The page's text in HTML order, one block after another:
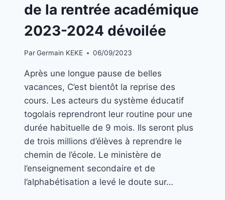
|de la rentrée académique
2023-2024 dévoilée
ParGermain KEKE 06/09/2023
Après une longue pause de belles
vacances, C’est bientôt la reprise des
cours. Les acteurs du système éducatif
togolais reprendront leur routine pour une
durée habituelle de 9 mois. Ils seront plus
de trois millions d’élèves à reprendre le
chemin de l’école. Le ministère de
l’enseignement secondaire et de
l’alphabétisation a levé le doute sur…